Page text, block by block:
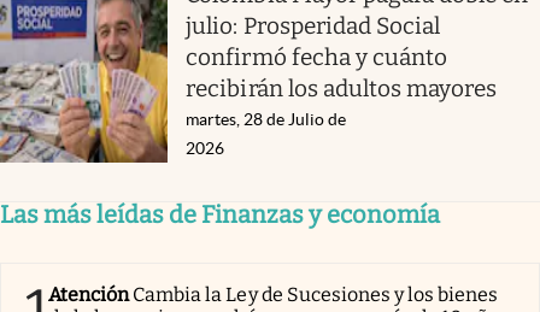
julio: Prosperidad Social
confirmó fecha y cuánto
recibirán los adultos mayores
martes, 28 de Julio de
2026
Las más leídas de Finanzas y economía
AtenciónCambia la Ley de Sucesiones y los bienes